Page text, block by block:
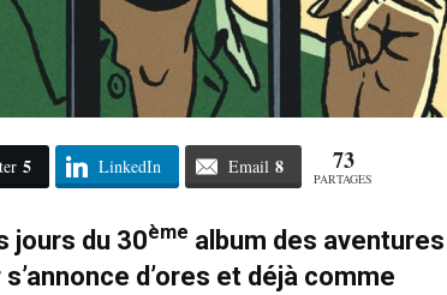
5 LinkedIn Email 8 73
PARTAGES
jours du 30ème album des aventures
d’ores et déjà comme